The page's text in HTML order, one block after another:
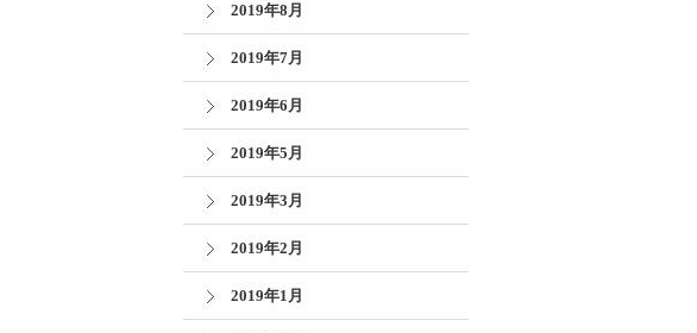
2019年8月
2019年7月
2019年6月
2019年5月
2019年3月
2019年2月
2019年1月